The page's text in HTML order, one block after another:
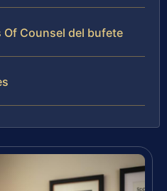
Of Counsel del bufete